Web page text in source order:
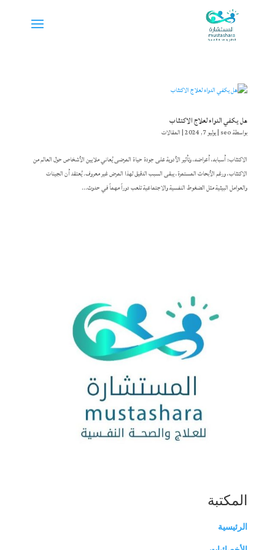
هل يكفي الدواء لعلاج الاكتئاب
بواسطةseo
|يوليو 7, 2024 |المقالات
الاكتئاب: أسبابه، أعراضه، وتأثير الأدوية على جودة حياة المرضى يُعاني ملايين الأشخاص حول العالم من
الاكتئاب، ورغم الأبحاث المستمرة، يبقى السبب الدقيق لهذا المرض غير معروف. يُعتقد أن الجينات
والعوامل البيئية مثل الضغوط النفسية والاجتماعية تلعب دوراً مهماً في حدوث...
المكتبة
الرئيسية